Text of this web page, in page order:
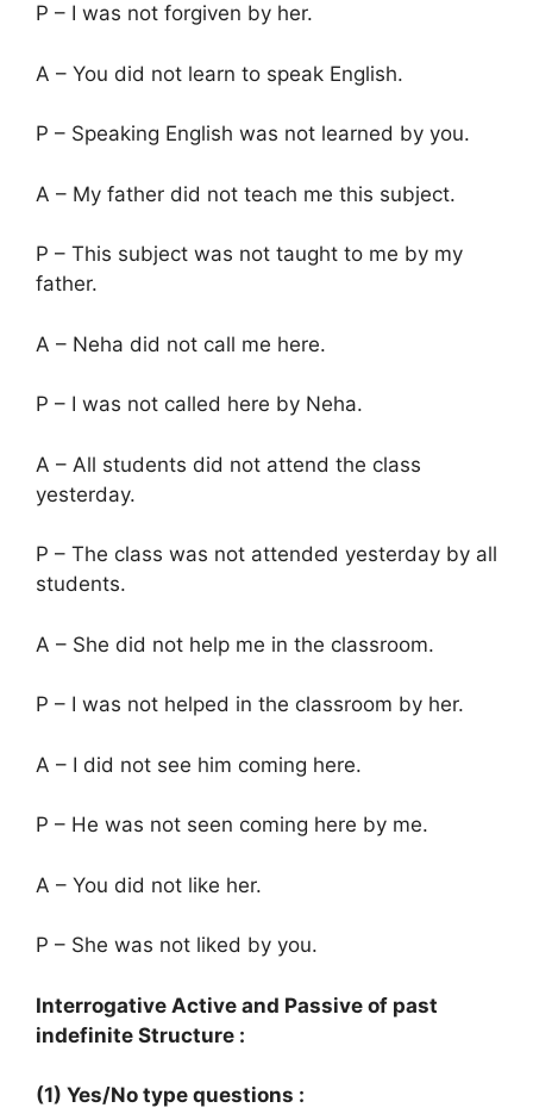
P – I was not forgiven by her.
A – You did not learn to speak English.
P – Speaking English was not learned by you.
A – My father did not teach me this subject.
P – This subject was not taught to me by my
father.
A – Neha did not call me here.
P – I was not called here by Neha.
A – All students did not attend the class
yesterday.
P – The class was not attended yesterday by all
students.
A – She did not help me in the classroom.
P – I was not helped in the classroom by her.
A – I did not see him coming here.
P – He was not seen coming here by me.
A – You did not like her.
P – She was not liked by you.
Interrogative Active and Passive of past
indefinite Structure :
(1) Yes/No type questions :